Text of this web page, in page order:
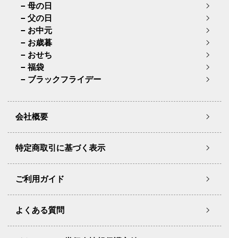
母の日
父の日
お中元
お歳暮
おせち
福袋
ブラックフライデー
会社概要
特定商取引に基づく表示
ご利用ガイド
よくある質問